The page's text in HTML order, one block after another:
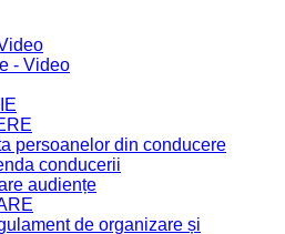
- Video
persoanelor din conducere
conducerii
audiențe
de organizare și